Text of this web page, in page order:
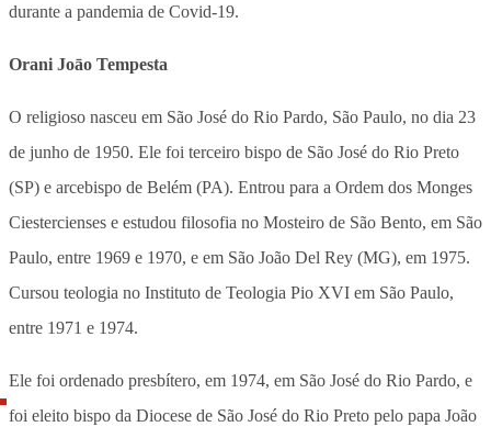
durante a pandemia de Covid-19.
Orani Joāo Tempesta
O religioso nasceu em São José do Rio Pardo, São Paulo, no dia 23
de junho de 1950. Ele foi terceiro bispo de São José do Rio Preto
(SP) e arcebispo de Belém (PA). Entrou para a Ordem dos Monges
Ciestercienses e estudou filosofia no Mosteiro de São Bento, em São
Paulo, entre 1969 e 1970, e em São João Del Rey (MG), em 1975.
Cursou teologia no Instituto de Teologia Pio XVI em São Paulo,
entre 1971 e 1974.
Ele foi ordenado presbítero, em 1974, em São José do Rio Pardo, e
foi eleito bispo da Diocese de São José do Rio Preto pelo papa João